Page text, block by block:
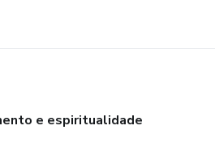
e espiritualidade